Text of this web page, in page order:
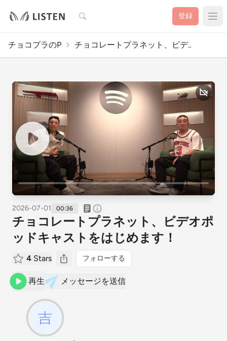
検索 登録
チョコプラのP チョコレートプラネット、ビデ..
2026-07-01 00:36
チョコレートプラネット、ビデオポ
ッドキャストをはじめます！
4 Stars フォローする
再生 メッセージを送信